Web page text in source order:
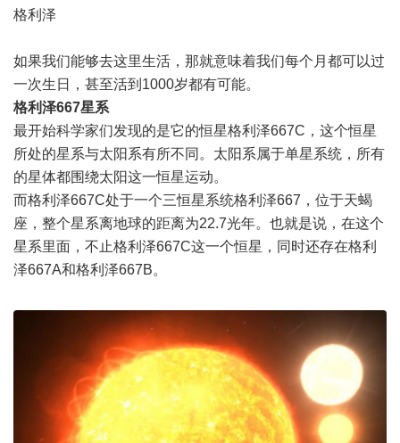
格利泽
如果我们能够去这里生活，那就意味着我们每个月都可以过
一次生日，甚至活到1000岁都有可能。
格利泽667星系
最开始科学家们发现的是它的恒星格利泽667C，这个恒星
所处的星系与太阳系有所不同。太阳系属于单星系统，所有
的星体都围绕太阳这一恒星运动。
而格利泽667C处于一个三恒星系统格利泽667，位于天蝎
座，整个星系离地球的距离为22.7光年。也就是说，在这个
星系里面，不止格利泽667C这一个恒星，同时还存在格利
泽667A和格利泽667B。